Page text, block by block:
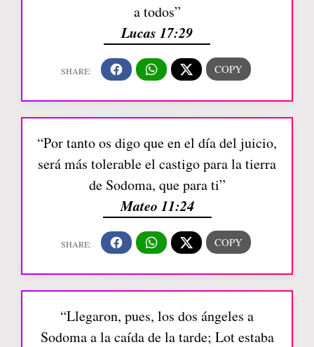
a todos”
Lucas 17:29
“Por tanto os digo que en el día del juicio,
será más tolerable el castigo para la tierra
de Sodoma, que para ti”
Mateo 11:24
“Llegaron, pues, los dos ángeles a
Sodoma a la caída de la tarde; Lot estaba